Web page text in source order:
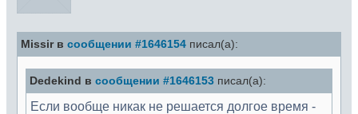
Missir в сообщении #1646154 писал(а):
Dedekind в сообщении #1646153 писал(а):
Если вообще никак не решается долгое время -